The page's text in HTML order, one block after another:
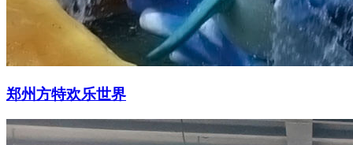
郑州方特欢乐世界